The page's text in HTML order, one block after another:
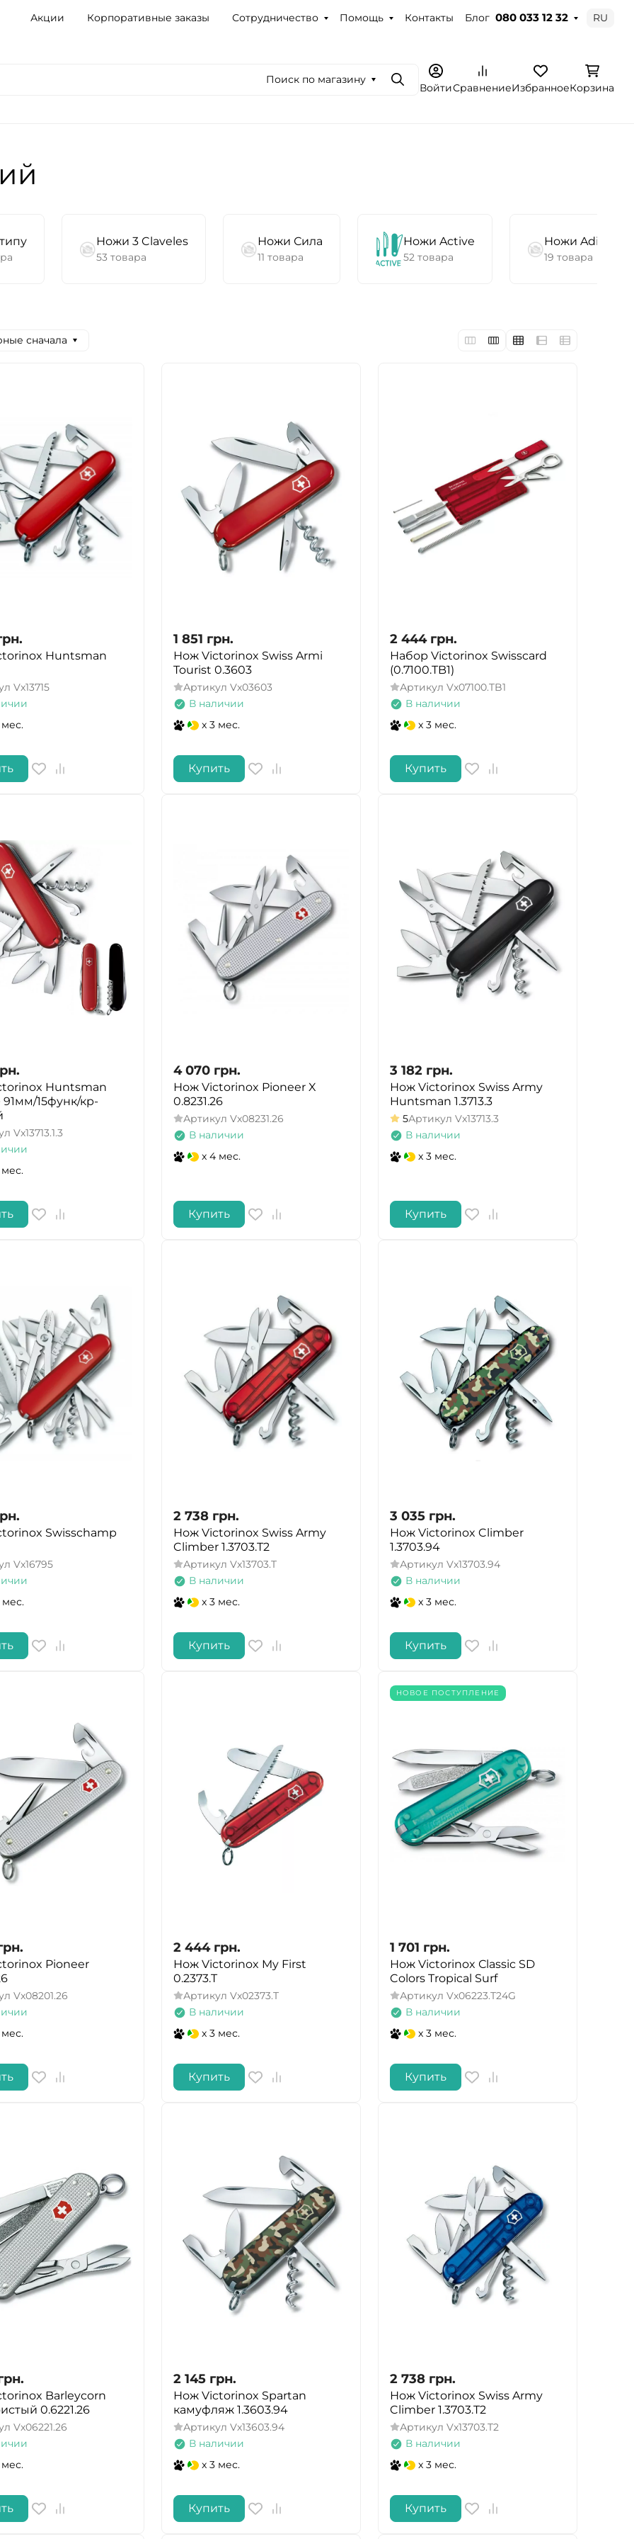
Акции Корпоративные заказы Сотрудничество Помощь Контакты Блог 080 033 12 32 RU
Поиск по магазину
ПоискВойтиСравнениеИзбранноеКорзина
Ножи 3 Claveles
53 товара
Ножи Сила
11 товара
Ножи Active
52 товара
Ножи Adimanti
19 товара
сначала
Huntsman
Vx13715
мес.
1 851 грн.
Нож Victorinox Swiss Armi
Tourist 0.3603
Артикул Vx03603
В наличии
x 3 мес.
Купить
2 444 грн.
Набор Victorinox Swisscard
(0.7100.TB1)
Артикул Vx07100.TB1
В наличии
x 3 мес.
Купить
Huntsman
91мм/15функ/кр-
Vx13713.1.3
мес.
4 070 грн.
Нож Victorinox Pioneer X
0.8231.26
Артикул Vx08231.26
В наличии
x 4 мес.
Купить
3 182 грн.
Нож Victorinox Swiss Army
Huntsman 1.3713.3
5Артикул Vx13713.3
В наличии
x 3 мес.
Купить
Swisschamp
Vx16795
мес.
2 738 грн.
Нож Victorinox Swiss Army
Climber 1.3703.T2
Артикул Vx13703.T
В наличии
x 3 мес.
Купить
3 035 грн.
Нож Victorinox Climber
1.3703.94
Артикул Vx13703.94
В наличии
x 3 мес.
Купить
Pioneer
Vx08201.26
мес.
2 444 грн.
Нож Victorinox My First
0.2373.T
Артикул Vx02373.T
В наличии
x 3 мес.
Купить
НОВОЕ ПОСТУПЛЕНИЕ
1 701 грн.
Нож Victorinox Сlassic SD
Colors Tropical Surf
Артикул Vx06223.T24G
В наличии
x 3 мес.
Купить
Barleycorn
0.6221.26
Vx06221.26
мес.
2 145 грн.
Нож Victorinox Spartan
камуфляж 1.3603.94
Артикул Vx13603.94
В наличии
x 3 мес.
Купить
2 738 грн.
Нож Victorinox Swiss Army
Climber 1.3703.T2
Артикул Vx13703.T2
В наличии
x 3 мес.
Купить